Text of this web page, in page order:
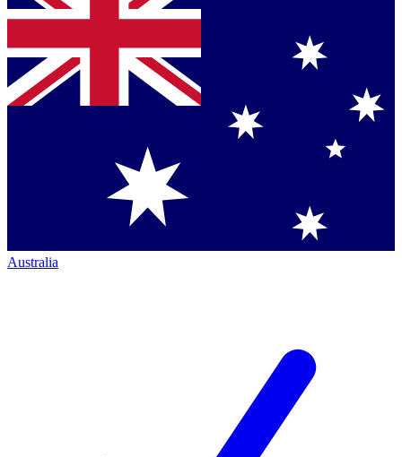
Australia